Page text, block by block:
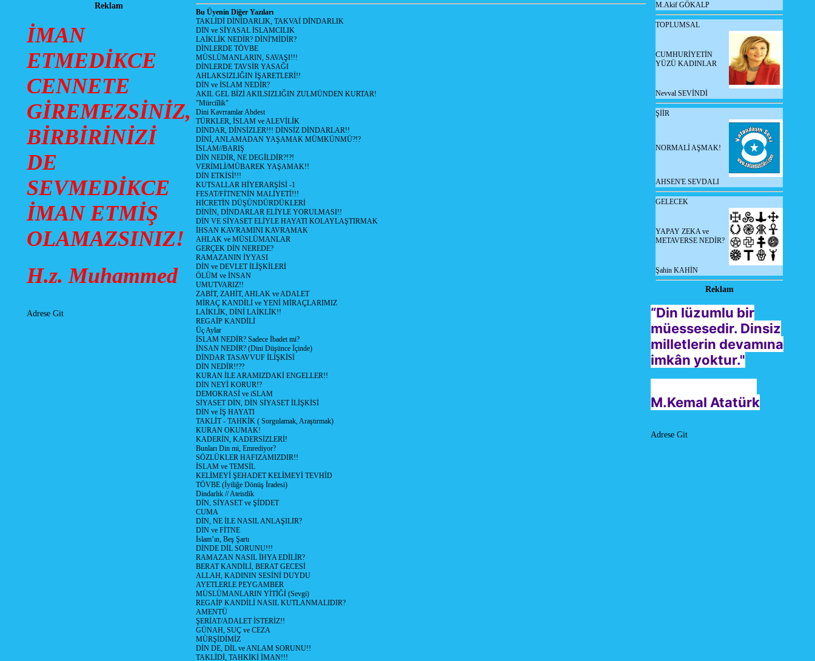
Reklam
İMAN
ETMEDİKCE
CENNETE
GİREMEZSİNİZ,
BİRBİRİNİZİ
DE
SEVMEDİKCE
İMAN ETMİŞ
OLAMAZSINIZ!
H.z. Muhammed
Adrese Git
Bu Üyenin Diğer Yazıları
TAKLİDİ DİNİDARLIK, TAKVAİ DİNDARLIK
DİN ve SİYASAL İSLAMCILIK
LAİKLİK NEDİR? DİNİ'MİDİR?
DİNLERDE TÖVBE
MÜSLÜMANLARIN, SAVAŞI!!!
DİNLERDE TAVSİR YASAĞI
AHLAKSIZLIĞIN İŞARETLERİ!!
DİN ve İSLAM NEDİR?
AKIL GEL BİZİ AKILSIZLIĞIN ZULMÜNDEN KURTAR!
"Mürciîlik"
Dini Kavrramlar Abdest
TÜRKLER, İSLAM ve ALEVİLİK
DİNDAR, DİNSİZLER!!! DİNSİZ DİNDARLAR!!
DİNİ, ANLAMADAN YAŞAMAK MÜMKÜNMÜ?!?
İSLAM//BARIŞ
DİN NEDİR, NE DEGİLDİR?!?!
VERİMLİ/MÜBAREK YAŞAMAK!!
DİN ETKİSİ!!!
KUTSALLAR HİYERARŞİSİ -1
FESAT/FİTNE'NİN MALİYETİ!!!
HİCRETİN DÜŞÜNDÜRDÜKLERİ
DİNİN, DİNDARLAR ELİYLE YORULMASI!!
DİN VE SİYASET ELİYLE HAYATI KOLAYLAŞTIRMAK
İHSAN KAVRAMINI KAVRAMAK
AHLAK ve MÜSLÜMANLAR
GERÇEK DİN NEREDE?
RAMAZANIN İYYASI
DİN ve DEVLET İLİŞKİLERİ
ÖLÜM ve İNSAN
UMUTVARIZ!!
ZABİT, ZAHİT, AHLAK ve ADALET
MİRAÇ KANDİLİ ve YENİ MİRAÇLARIMIZ
LAİKLİK, DİNİ LAİKLİK!!
REGAİP KANDİLİ
Üç Aylar
İSLAM NEDİR? Sadece İbadet mi?
İNSAN NEDİR? (Dini Düşünce İçinde)
DİNDAR TASAVVUF İLİŞKİSİ
DİN NEDİR!!??
KURAN İLE ARAMIZDAKİ ENGELLER!!
DİN NEYİ KORUR!?
DEMOKRASİ ve iSLAM
SİYASET DİN, DİN SİYASET İLİŞKİSİ
DİN ve İŞ HAYATI
TAKLİT - TAHKİK ( Sorgulamak, Araştırmak)
KURAN OKUMAK!
KADERİN, KADERSİZLERİ!
Bunları Din mi, Emrediyor?
SÖZLÜKLER HAFIZAMIZDIR!!
İSLAM ve TEMSİL
KELİMEYİ ŞEHADET KELİMEYİ TEVHİD
TÖVBE (İyiliğe Dönüş İradesi)
Dindarlık // Ateistlik
DİN, SİYASET ve ŞİDDET
CUMA
DİN, NE İLE NASIL ANLAŞILIR?
DİN ve FİTNE
İslam’ın, Beş Şartı
DİNDE DİL SORUNU!!!
RAMAZAN NASIL İHYA EDİLİR?
BERAT KANDİLİ, BERAT GECESİ
ALLAH, KADININ SESİNİ DUYDU
AYETLERLE PEYGAMBER
MÜSLÜMANLARIN YİTİĞİ (Sevgi)
REGAİP KANDİLİ NASIL KUTLANMALIDIR?
AMENTÜ
ŞERİAT/ADALET İSTERİZ!!
GÜNAH, SUÇ ve CEZA
MÜRŞİDİMİZ
DİN DE, DİL ve ANLAM SORUNU!!
TAKLİDİ, TAHKİKİ İMAN!!!
M.Akif GÖKALP
TOPLUMSAL
CUMHURİYETİN
YÜZÜ KADINLAR
Nevval SEVİNDİ
ŞİİR
NORMALİ AŞMAK!
AHSEN'E SEVDALI
GELECEK
YAPAY ZEKA ve
METAVERSE NEDİR?
Şahin KAHİN
Reklam
“Din lüzumlu bir
müessesedir. Dinsiz
milletlerin devamına
imkân yoktur."
M.Kemal Atatürk
Adrese Git